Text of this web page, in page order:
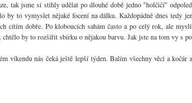
tak jsme si stihly udělat po dlouhé době jedno "holčičí"
by to vymyslet nějaké focení na dálku. Každopádně dnes tedy
cítím dobře. Po kloboucích sahám často a po celý rok, ale
by to rozšířit sbírku o nějakou barvu. Jak jste na tom vy s
víkendu nás čeká ještě lepší týden. Balím všechny věci a